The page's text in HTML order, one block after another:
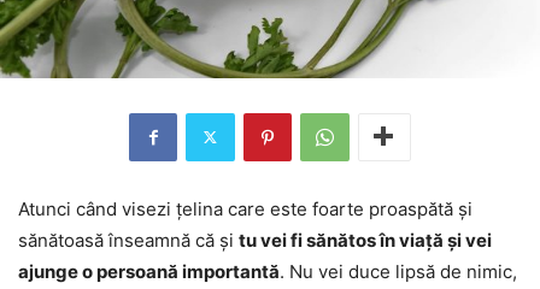
Atunci când visezi țelina care este foarte proaspătă și
sănătoasă înseamnă că și tu vei fi sănătos în viață și vei
ajunge o persoană importantă. Nu vei duce lipsă de nimic,